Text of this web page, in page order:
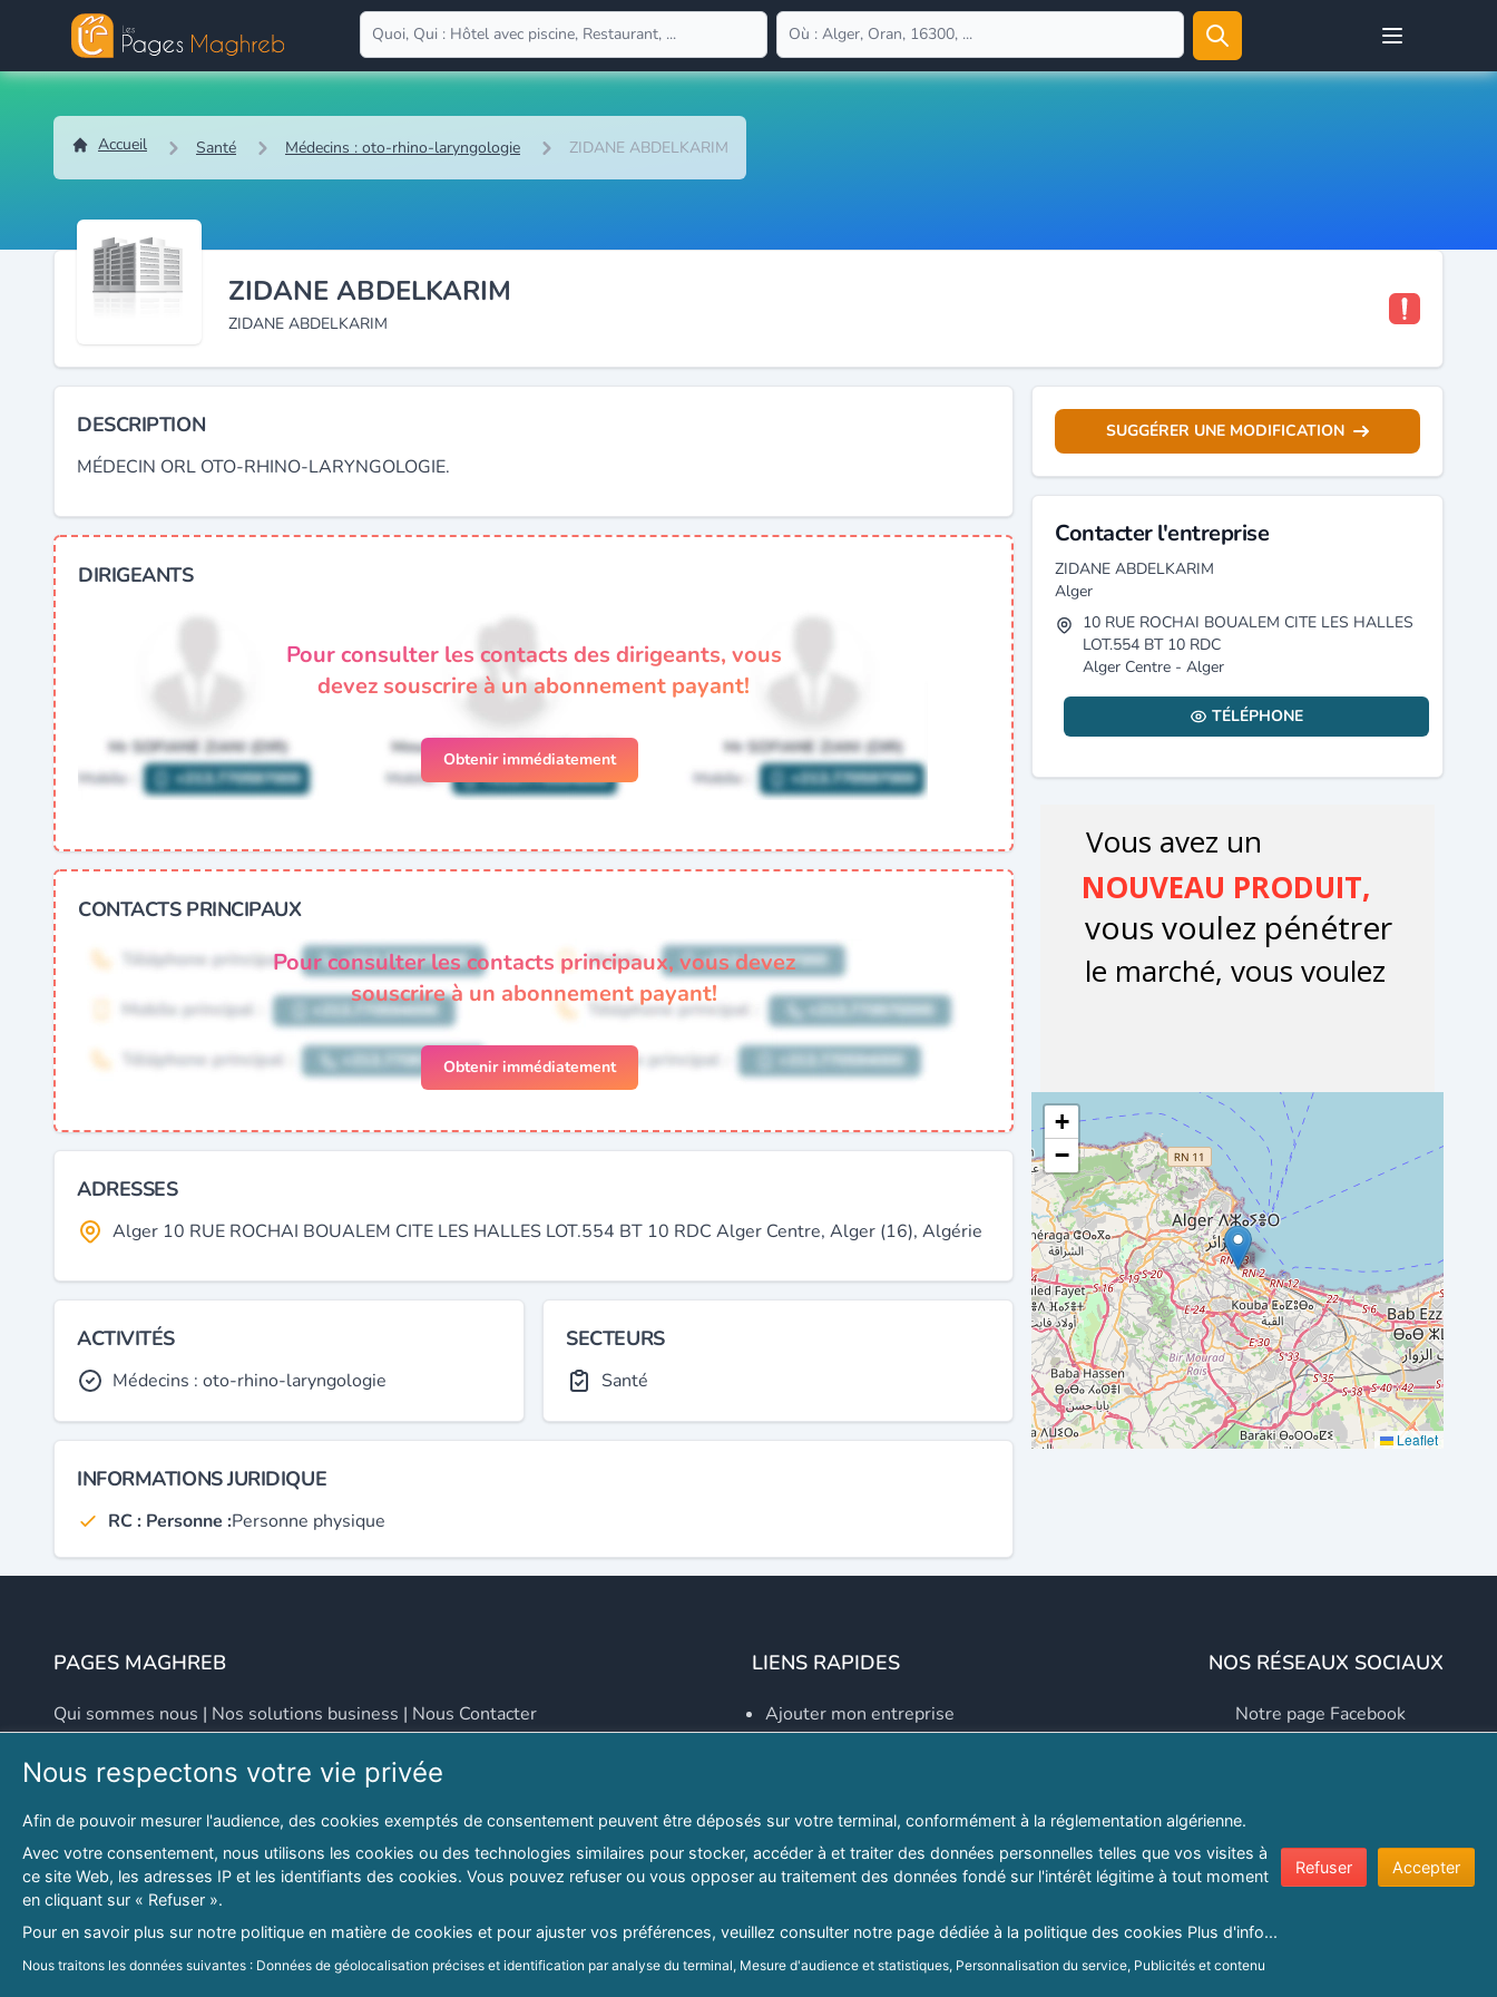
Open user menu
Accueil Santé Médecins : oto-rhino-laryngologie ZIDANE ABDELKARIM
ZIDANE ABDELKARIM
ZIDANE ABDELKARIM
DESCRIPTION
MÉDECIN ORL OTO-RHINO-LARYNGOLOGIE.
DIRIGEANTS
Pour consulter les contacts des dirigeants, vous
devez souscrire à un abonnement payant!
Obtenir immédiatement
CONTACTS PRINCIPAUX
Pour consulter les contacts principaux, vous devez
souscrire à un abonnement payant!
Obtenir immédiatement
ADRESSES
Alger 10 RUE ROCHAI BOUALEM CITE LES HALLES LOT.554 BT 10 RDC Alger Centre, Alger (16), Algérie
ACTIVITÉS
Médecins : oto-rhino-laryngologie
SECTEURS
Santé
INFORMATIONS JURIDIQUE
RC : Personne :Personne physique
SUGGÉRER UNE MODIFICATION
Contacter l'entreprise
ZIDANE ABDELKARIM
Alger
10 RUE ROCHAI BOUALEM CITE LES HALLES
LOT.554 BT 10 RDC
Alger Centre - Alger
TÉLÉPHONE
+
−
Leaflet
PAGES MAGHREB
Qui sommes nous | Nos solutions business | Nous Contacter
Adresse
46 LOT. PETITE PROVENCE SIDI YAHIA
Hydra, Alger (16), Algérie
Email
contact@lespagesmaghreb.com
LIENS RAPIDES
Ajouter mon entreprise
Explorer par secteurs
Explorer par willayas
NOS RÉSEAUX SOCIAUX
Notre page Facebook
Notre page Twitter
© 2026 PAGESMAGHREB.COM. ALL RIGHTS RESERVED Mentions légales| Conditions générales d'utilisation|Politique de confidentialité|Protection de la vie privée
Nous respectons votre vie privée
Afin de pouvoir mesurer l'audience, des cookies exemptés de consentement peuvent être déposés sur votre terminal, conformément à la réglementation algérienne.
Avec votre consentement, nous utilisons les cookies ou des technologies similaires pour stocker, accéder à et traiter des données personnelles telles que vos visites à
ce site Web, les adresses IP et les identifiants des cookies. Vous pouvez refuser ou vous opposer au traitement des données fondé sur l'intérêt légitime à tout moment
en cliquant sur « Refuser ».
Pour en savoir plus sur notre politique en matière de cookies et pour ajuster vos préférences, veuillez consulter notre page dédiée à la politique des cookies Plus d'info...
Nous traitons les données suivantes : Données de géolocalisation précises et identification par analyse du terminal, Mesure d'audience et statistiques, Personnalisation du service, Publicités et contenu
Refuser Accepter